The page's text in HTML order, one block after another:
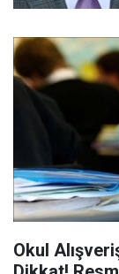
Okul